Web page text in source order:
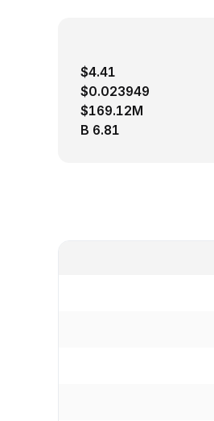
$4.41
$0.023949
$169.12M
6.81 B